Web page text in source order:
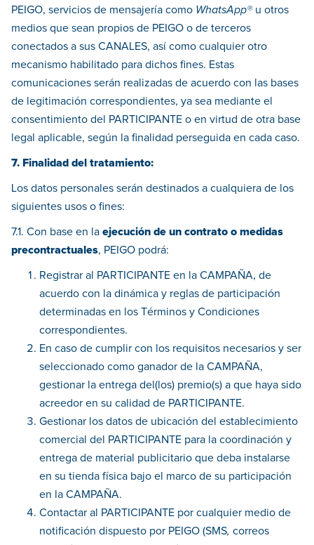
PEIGO, servicios de mensajería como WhatsApp® u otros
medios que sean propios de PEIGO o de terceros
conectados a sus CANALES, así como cualquier otro
mecanismo habilitado para dichos fines. Estas
comunicaciones serán realizadas de acuerdo con las bases
de legitimación correspondientes, ya sea mediante el
consentimiento del PARTICIPANTE o en virtud de otra base
legal aplicable, según la finalidad perseguida en cada caso.
7. Finalidad del tratamiento:
Los datos personales serán destinados a cualquiera de los
siguientes usos o fines:
7.1. Con base en la ejecución de un contrato o medidas
precontractuales, PEIGO podrá:
Registrar al PARTICIPANTE en la CAMPAÑA, de
acuerdo con la dinámica y reglas de participación
determinadas en los Términos y Condiciones
correspondientes.
En caso de cumplir con los requisitos necesarios y ser
seleccionado como ganador de la CAMPAÑA,
gestionar la entrega del(los) premio(s) a que haya sido
acreedor en su calidad de PARTICIPANTE.
Gestionar los datos de ubicación del establecimiento
comercial del PARTICIPANTE para la coordinación y
entrega de material publicitario que deba instalarse
en su tienda física bajo el marco de su participación
en la CAMPAÑA.
Contactar al PARTICIPANTE por cualquier medio de
notificación dispuesto por PEIGO (SMS, correos